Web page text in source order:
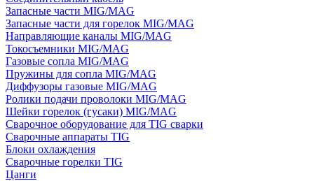
Запасные части MIG/MAG
Запасные части для горелок MIG/MAG
Направляющие каналы MIG/MAG
Токосъемники MIG/MAG
Газовые сопла MIG/MAG
Пружины для сопла MIG/MAG
Диффузоры газовые MIG/MAG
Ролики подачи проволоки MIG/MAG
Шейки горелок (гусаки) MIG/MAG
Сварочное оборудование для TIG сварки
Сварочные аппараты TIG
Блоки охлаждения
Сварочные горелки TIG
Цанги